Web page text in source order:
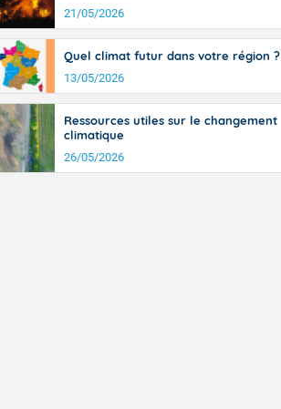
21/05/2026
Quel climat futur dans votre région ?
13/05/2026
Ressources utiles sur le changement
climatique
26/05/2026